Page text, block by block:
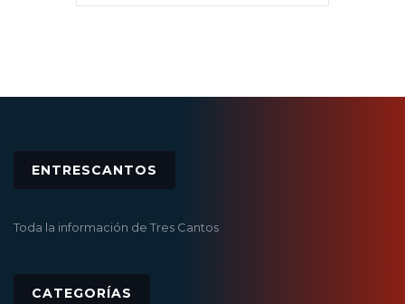
ENTRESCANTOS
Toda la información de Tres Cantos
CATEGORÍAS